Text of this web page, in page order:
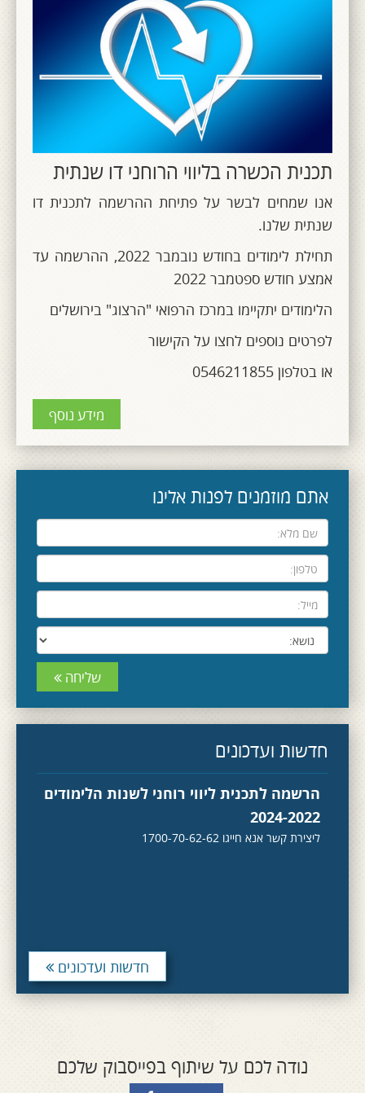
תכנית הכשרה בליווי הרוחני דו שנתית
אנו שמחים לבשר על פתיחת ההרשמה לתכנית דו
שנתית שלנו.
תחילת לימודים בחודש נובמבר 2022, ההרשמה עד
אמצע חודש ספטמבר 2022
הלימודים יתקיימו במרכז הרפואי "הרצוג" בירושלים
לפרטים נוספים לחצו על הקישור
או בטלפון 0546211855
מידע נוסף
אתם מוזמנים לפנות אלינו
שליחה
חדשות ועדכונים
הרשמה לתכנית ליווי רוחני לשנות הלימודים
2024-2022
ליצירת קשר אנא חייגו 1700-70-62-62
החלה הרשמה לסדרת מפגשים בנושא "מעגל
חדשות ועדכונים
נודה לכם על שיתוף בפייסבוק שלכם